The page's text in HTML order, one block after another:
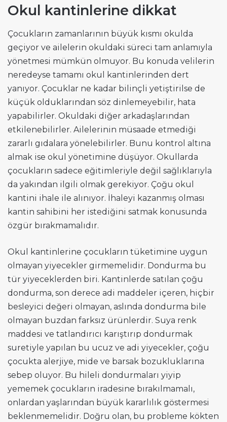
Okul kantinlerine dikkat
Çocukların zamanlarının büyük kısmı okulda
geçiyor ve ailelerin okuldaki süreci tam anlamıyla
yönetmesi mümkün olmuyor. Bu konuda velilerin
neredeyse tamamı okul kantinlerinden dert
yanıyor. Çocuklar ne kadar bilinçli yetiştirilse de
küçük olduklarından söz dinlemeyebilir, hata
yapabilirler. Okuldaki diğer arkadaşlarından
etkilenebilirler. Ailelerinin müsaade etmediği
zararlı gıdalara yönelebilirler. Bunu kontrol altına
almak ise okul yönetimine düşüyor. Okullarda
çocukların sadece eğitimleriyle değil sağlıklarıyla
da yakından ilgili olmak gerekiyor. Çoğu okul
kantini ihale ile alınıyor. İhaleyi kazanmış olması
kantin sahibini her istediğini satmak konusunda
özgür bırakmamalıdır.
Okul kantinlerine çocukların tüketimine uygun
olmayan yiyecekler girmemelidir. Dondurma bu
tür yiyeceklerden biri. Kantinlerde satılan çoğu
dondurma, son derece adi maddeler içeren, hiçbir
besleyici değeri olmayan, aslında dondurma bile
olmayan buzdan farksız ürünlerdir. Suya renk
maddesi ve tatlandırıcı karıştırıp dondurmak
suretiyle yapılan bu ucuz ve adi yiyecekler, çoğu
çocukta alerjiye, mide ve barsak bozukluklarına
sebep oluyor. Bu hileli dondurmaları yiyip
yememek çocukların iradesine bırakılmamalı,
onlardan yaşlarından büyük kararlılık göstermesi
beklenmemelidir. Doğru olan, bu probleme kökten